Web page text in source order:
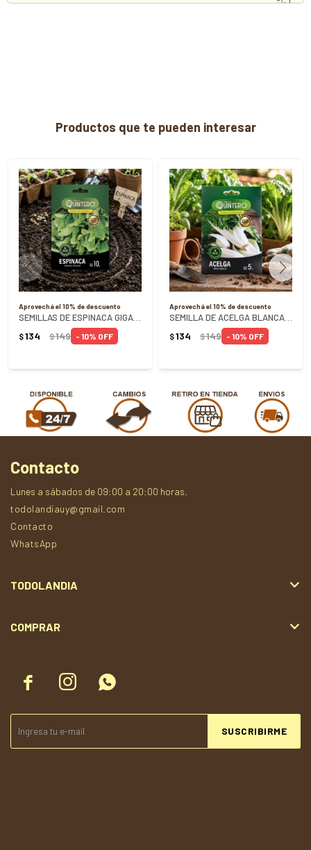
Productos que te pueden interesar
Aprovechá el 10% de descuento
$134 $149 10
Aprovechá el 10% de descuento
$134 $149 10
  
SUSCRIBIRME
Contacto
Lunes a sábados de 09:00 a 20:00 horas.
todolandiauy@gmail.com
Contacto
WhatsApp
TODOLANDIA
COMPRAR